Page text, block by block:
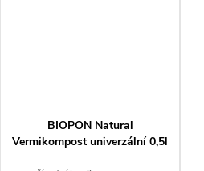
BIOPON Natural
Vermikompost univerzální 0,5l